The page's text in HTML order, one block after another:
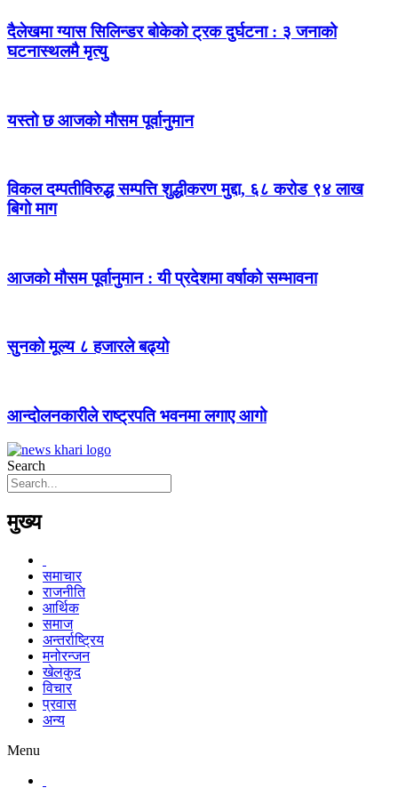
दैलेखमा ग्यास सिलिन्डर बोकेको ट्रक दुर्घटना : ३ जनाको
घटनास्थलमै मृत्यु
यस्तो छ आजको मौसम पूर्वानुमान
विकल दम्पतीविरुद्ध सम्पत्ति शुद्धीकरण मुद्दा, ६८ करोड ९४ लाख
बिगो माग
आजको मौसम पूर्वानुमान : यी प्रदेशमा वर्षाको सम्भावना
सुनको मूल्य ८ हजारले बढ्यो
आन्दोलनकारीले राष्ट्रपति भवनमा लगाए आगो
Search
मुख्य
समाचार
राजनीति
आर्थिक
समाज
अन्तर्राष्ट्रिय
मनोरन्जन
खेलकुद
विचार
प्रवास
अन्य
Menu